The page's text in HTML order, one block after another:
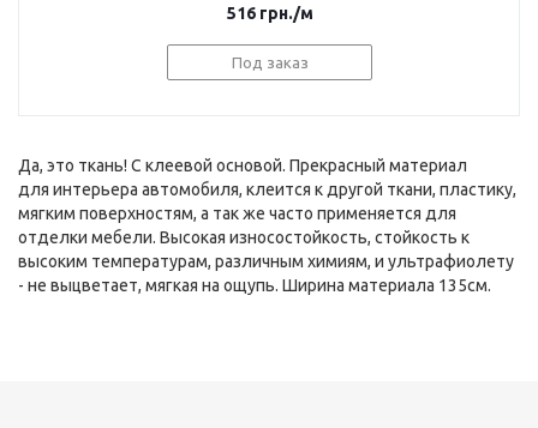
516грн./м
Под заказ
Да, это ткань! С клеевой основой. Прекрасный материал
для интерьера автомобиля, клеится к другой ткани, пластику,
мягким поверхностям, а так же часто применяется для
отделки мебели. Высокая износостойкость, стойкость к
высоким температурам, различным химиям, и ультрафиолету
- не выцветает, мягкая на ощупь. Ширина материала 135см.